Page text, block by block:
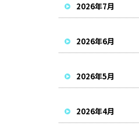
2026年7月
2026年6月
2026年5月
2026年4月